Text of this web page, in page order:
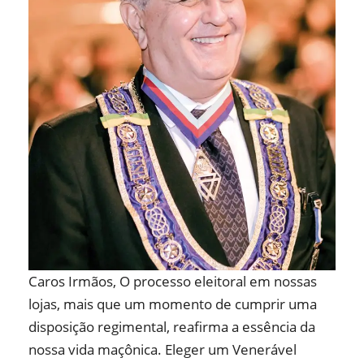
Caros Irmãos, O processo eleitoral em nossas
lojas, mais que um momento de cumprir uma
disposição regimental, reafirma a essência da
nossa vida maçônica. Eleger um Venerável